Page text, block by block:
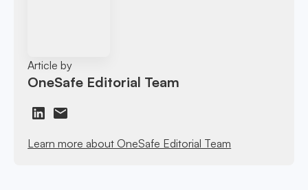
Article by
OneSafe Editorial Team
Learn more about OneSafe Editorial Team